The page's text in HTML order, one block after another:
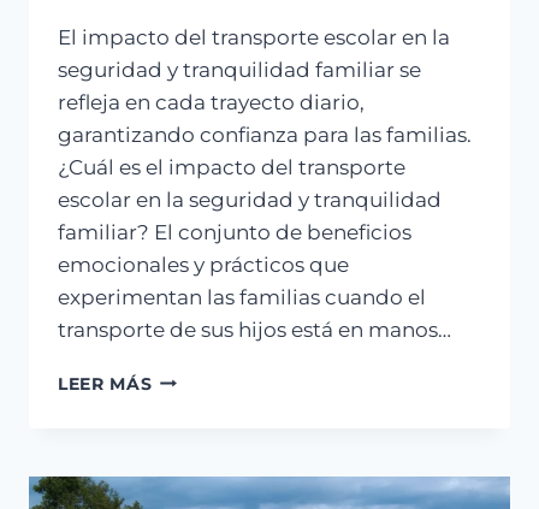
El impacto del transporte escolar en la
seguridad y tranquilidad familiar se
refleja en cada trayecto diario,
garantizando confianza para las familias.
¿Cuál es el impacto del transporte
escolar en la seguridad y tranquilidad
familiar? El conjunto de beneficios
emocionales y prácticos que
experimentan las familias cuando el
transporte de sus hijos está en manos…
LEER MÁS